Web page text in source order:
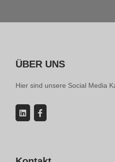
ÜBER UNS
Hier sind unsere Social Media